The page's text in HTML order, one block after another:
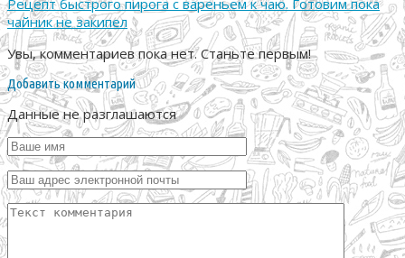
Рецепт быстрого пирога с вареньем к чаю. Готовим пока
чайник не закипел
Увы, комментариев пока нет. Станьте первым!
Добавить комментарий
Данные не разглашаются